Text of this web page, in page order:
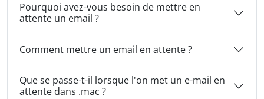
Pourquoi avez-vous besoin de mettre en
attente un email ?
Comment mettre un email en attente ?
Que se passe-t-il lorsque l'on met un e-mail en
attente dans .mac ?